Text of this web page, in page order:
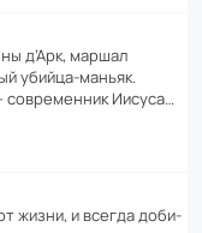
д’Арк, маршал
убийца-маньяк.
совре­менник Иисуса…
жизни, и всегда доби­